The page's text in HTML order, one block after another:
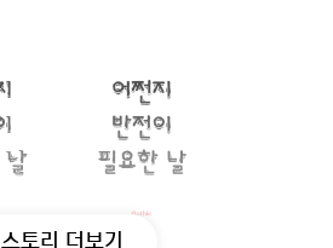
스토리 더보기